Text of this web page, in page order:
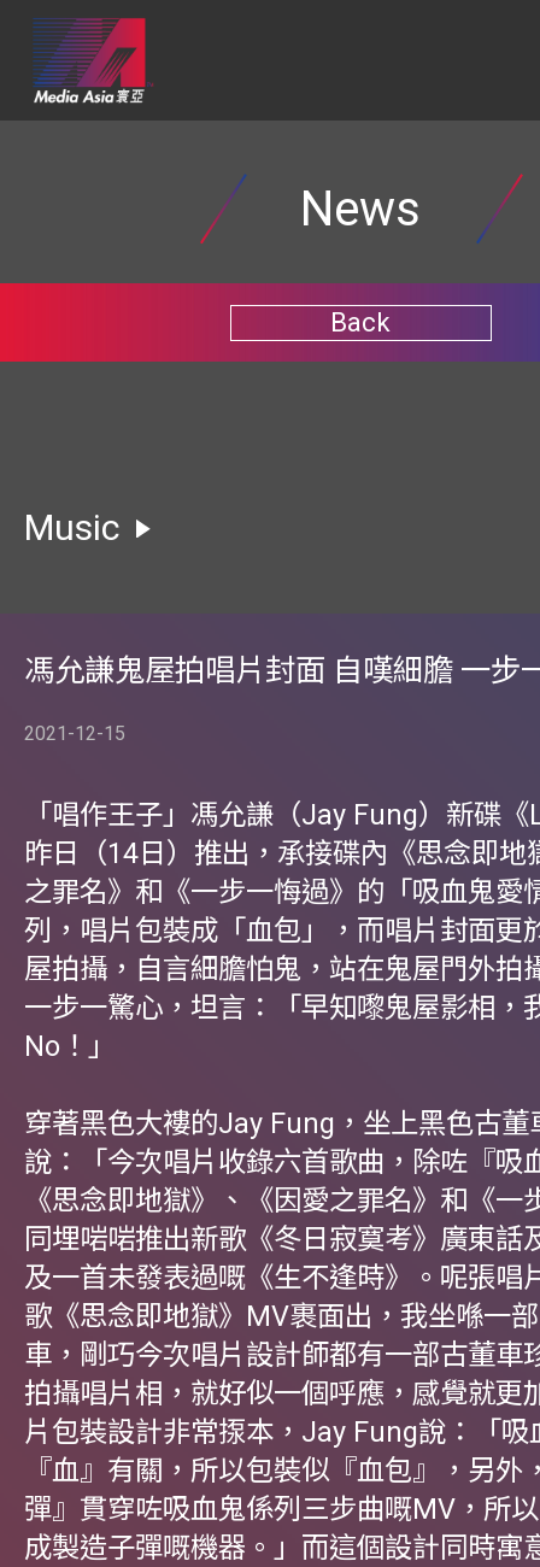
News
Back
Music
馮允謙鬼屋拍唱片封面 自嘆細膽 一步
2021-12-15
「唱作王子」馮允謙（Jay Fung）新碟《
昨日（14日）推出，承接碟內《思念即地
之罪名》和《一步一悔過》的「吸血鬼愛
列，唱片包裝成「血包」，而唱片封面更
屋拍攝，自言細膽怕鬼，站在鬼屋門外拍
一步一驚心，坦言：「早知嚟鬼屋影相，
No！」
穿著黑色大褸的Jay Fung，坐上黑色古董
說：「今次唱片收錄六首歌曲，除咗『吸
《思念即地獄》、《因愛之罪名》和《一
同埋啱啱推出新歌《冬日寂寞考》廣東話
及一首未發表過嘅《生不逢時》。呢張唱
歌《思念即地獄》MV裹面出，我坐喺一
車，剛巧今次唱片設計師都有一部古董車
拍攝唱片相，就好似一個呼應，感覺就更
片包裝設計非常揼本，Jay Fung說：「吸
『血』有關，所以包裝似『血包』，另外
彈』貫穿咗吸血鬼係列三步曲嘅MV，所
成製造子彈嘅機器。」而這個設計同時寓